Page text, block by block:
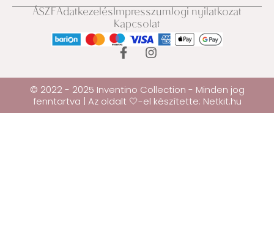
ÁSZFAdatkezelésImpresszumJogi nyilatkozat
Kapcsolat
© 2022 - 2025 Inventino Collection - Minden jog
fenntartva | Az oldalt 🤍-el készítette: Netkit.hu